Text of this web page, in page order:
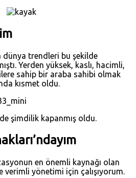
dünya trendleri bu şekilde
Yerden yüksek, kaslı, hacimli,
sahip bir araba sahibi olmak
kısmet oldu.
şimdilik kapanmış oldu.
en önemli kaynağı olan
verimli yönetimi için çalışıyorum.